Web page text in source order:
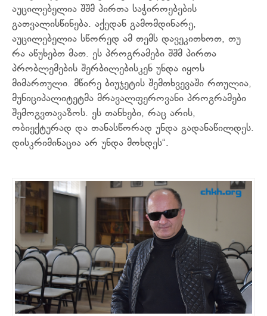
აუცილებელია შშმ პირთა საჭიროებების
გათვალისწინება. აქედან გამომდინარე,
აუცილებელია სწორედ ამ თემს დავეკითხოთ, თუ
რა აწუხებთ მათ. ეს პროგრამები შშმ პირთა
პრობლემების შერბილებისკენ უნდა იყოს
მიმართული. მწირე ბიუჯეტის შემთხვევაში რთულია,
მუნიციპალიტეტმა მრავალფეროვანი პროგრამები
შემოგვთავაზოს. ეს თანხები, რაც არის,
ობიექტურად და თანასწორად უნდა გადანაწილდეს.
დისკრიმინაცია არ უნდა მოხდეს“.